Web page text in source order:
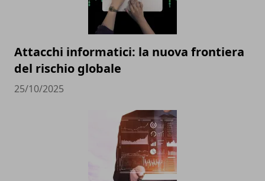
Attacchi informatici: la nuova frontiera
del rischio globale
25/10/2025